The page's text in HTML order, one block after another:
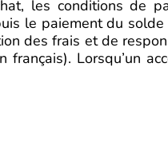
les conditions de
le paiement du
des frais et de
Lorsqu’un